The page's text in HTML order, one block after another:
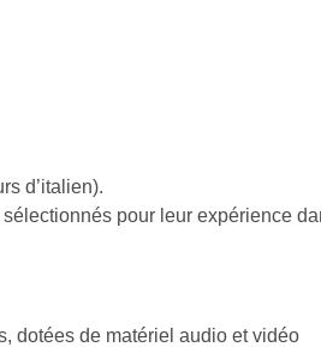
d’italien).
pour leur expérience
dotées de matériel audio et vidéo